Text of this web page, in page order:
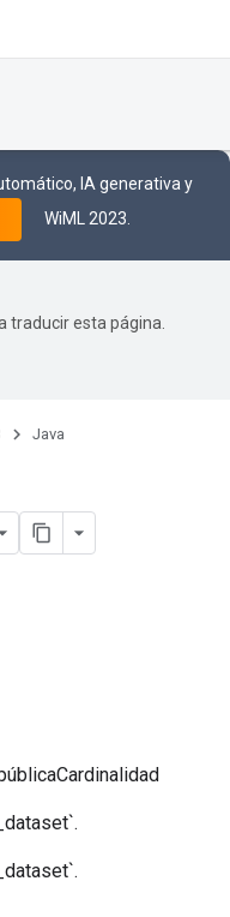
IA generativa y
WiML 2023.
traducir esta página.
Java